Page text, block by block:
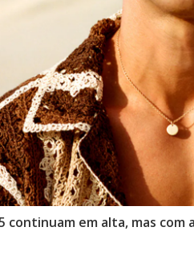
continuam em alta, mas com